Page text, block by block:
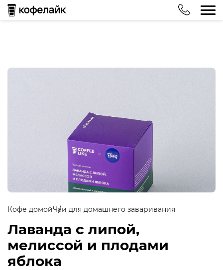
Кофе домойЧаи для домашнего заваривания
Лаванда с липой,
мелиссой и плодами
яблока